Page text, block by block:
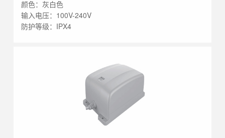
颜色：灰白色
输入电压：100V-240V
防护等级：IPX4